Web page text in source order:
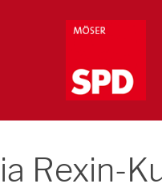
Rexin-